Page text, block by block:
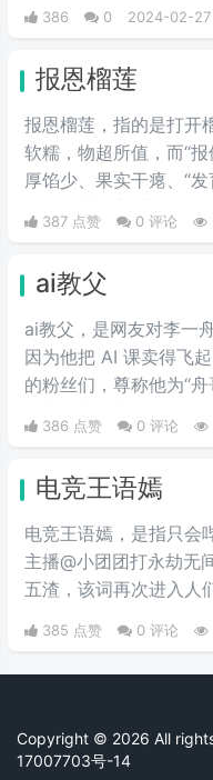
岁”。LOL玩家在开战时
烈地光荣与自豪，且气
活中用来表示激动、勇
死守护心爱之物、犯我
等心情。因为在玩家刚
盟时，盖伦释放大招时
十足的“德玛西亚”，在
年联盟老玩家，基本不
386 0 2024-02-27
报恩榴莲
报恩榴莲，指的是打开
软糯，物超所值，而“
厚馅少、果实干瘪、“
会挑榴莲的高手。
387 点赞 0 评论
ai教父
ai教父，是网友对李一
因为他把 AI 课卖得飞
的粉丝们，尊称他为“
他的课程是“智商税”。
386 点赞 0 评论
电竞王语嫣
电竞王语嫣，是指只会
主播@小团团打永劫无
五渣，该词再次进入人
385 点赞 0 评论
Copyright © 2026 All
17007703号-14